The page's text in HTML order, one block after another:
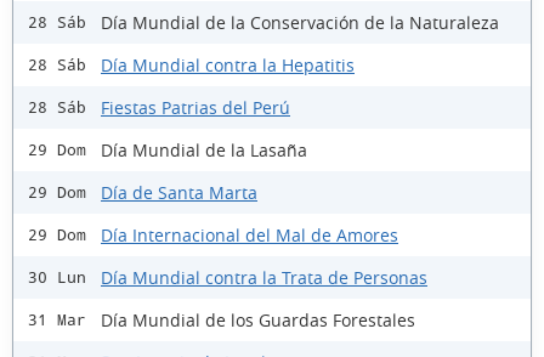
28 Sáb Día Mundial de la Conservación de la Naturaleza
28 Sáb Día Mundial contra la Hepatitis
28 Sáb Fiestas Patrias del Perú
29 Dom Día Mundial de la Lasaña
29 Dom Día de Santa Marta
29 Dom Día Internacional del Mal de Amores
30 Lun Día Mundial contra la Trata de Personas
31 Mar Día Mundial de los Guardas Forestales